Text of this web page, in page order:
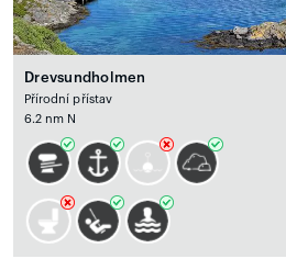
Drevsundholmen
Přírodní přístav
6.2 nm N